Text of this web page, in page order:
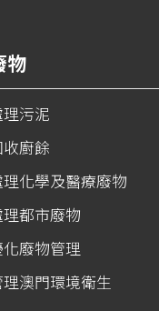
物
理污泥
收廚餘
理化學及醫療廢物
理都市廢物
化廢物管理
理澳門環境衛生